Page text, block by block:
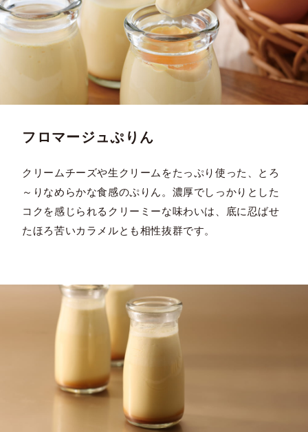
フロマージュぷりん
クリームチーズや生クリームをたっぷり使った、とろ
～りなめらかな食感のぷりん。濃厚でしっかりとした
コクを感じられるクリーミーな味わいは、底に忍ばせ
たほろ苦いカラメルとも相性抜群です。